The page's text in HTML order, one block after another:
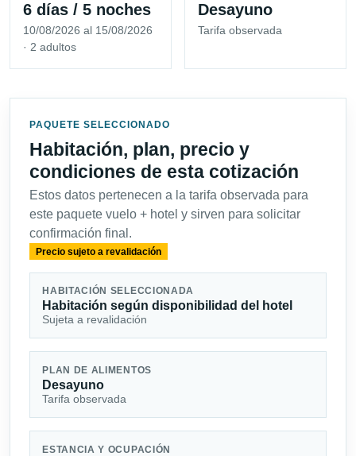
6 días / 5 noches
10/08/2026 al 15/08/2026
· 2 adultos
Desayuno
Tarifa observada
PAQUETE SELECCIONADO
Habitación, plan, precio y
condiciones de esta cotización
Estos datos pertenecen a la tarifa observada para
este paquete vuelo + hotel y sirven para solicitar
confirmación final.
Precio sujeto a revalidación
HABITACIÓN SELECCIONADA
Habitación según disponibilidad del hotel
Sujeta a revalidación
PLAN DE ALIMENTOS
Desayuno
Tarifa observada
ESTANCIA Y OCUPACIÓN